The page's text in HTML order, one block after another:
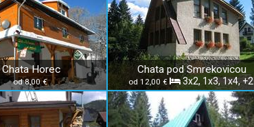
Chata Horec
od 8,00 €
Chata pod Smrekovicou
od 12,00 € 3x2, 1x3, 1x4, +2